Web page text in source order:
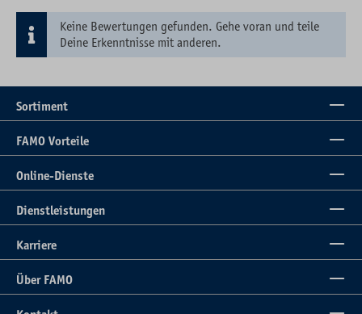
Keine Bewertungen gefunden. Gehe voran und teile
Deine Erkenntnisse mit anderen.
Sortiment
FAMO Vorteile
Online-Dienste
Dienstleistungen
Karriere
Über FAMO